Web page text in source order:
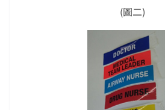
(圖二)